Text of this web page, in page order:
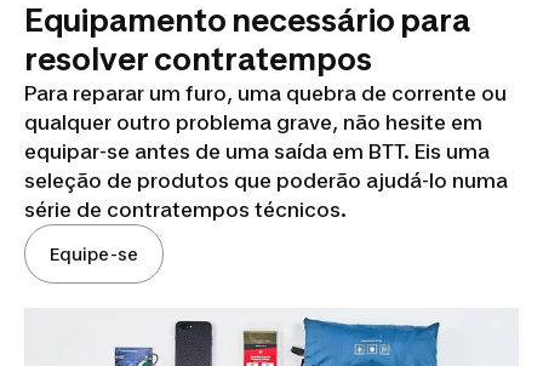
Equipamento necessário para
resolver contratempos
Para reparar um furo, uma quebra de corrente ou
qualquer outro problema grave, não hesite em
equipar-se antes de uma saída em BTT. Eis uma
seleção de produtos que poderão ajudá-lo numa
série de contratempos técnicos.
Equipe-se